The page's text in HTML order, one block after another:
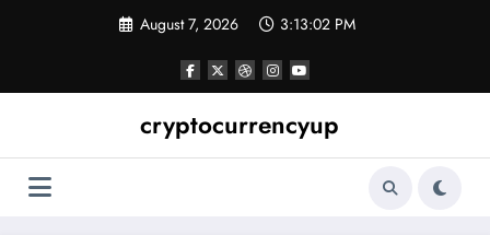
August 7, 2026 3:13:03 PM
cryptocurrencyup